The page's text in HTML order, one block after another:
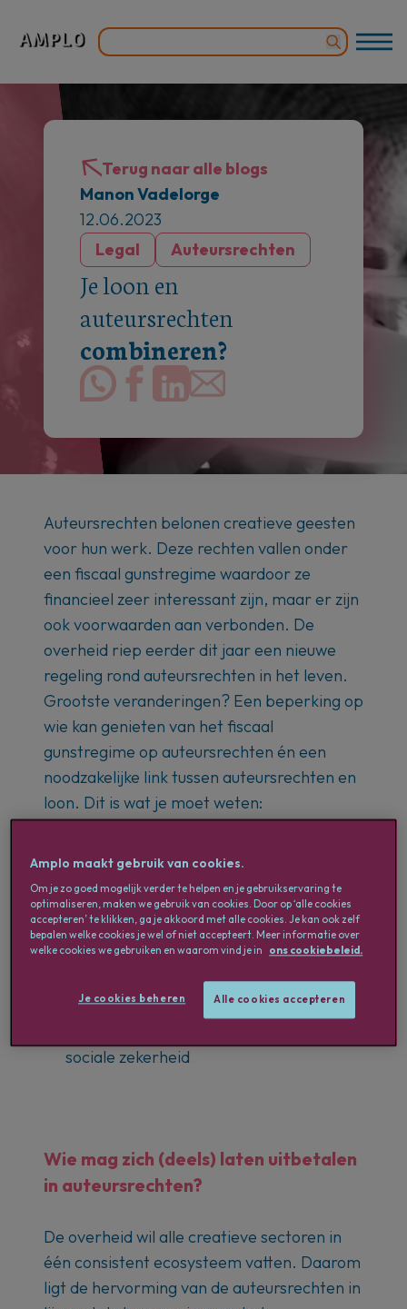
Terug naar alle blogs
Manon Vadelorge
12.06.2023
Legal
Auteursrechten
Je loon en
auteursrechten
combineren?
Auteursrechten belonen creatieve geesten
voor hun werk. Deze rechten vallen onder
een fiscaal gunstregime waardoor ze
financieel zeer interessant zijn, maar er zijn
ook voorwaarden aan verbonden. De
overheid riep eerder dit jaar een nieuwe
regeling rond auteursrechten in het leven.
Grootste veranderingen? Een beperking op
wie kan genieten van het fiscaal
gunstregime op auteursrechten én een
noodzakelijke link tussen auteursrechten en
loon. Dit is wat je moet weten:
Wie mag zich (deels) laten uitbetalen in
auteursrechten?
Wat is er nieuw in de regeling van
sociale zekerheid
Wie mag zich (deels) laten uitbetalen
in auteursrechten?
De overheid wil alle creatieve sectoren in
één consistent ecosysteem vatten. Daarom
ligt de hervorming van de auteursrechten in
Amplo maakt gebruik van cookies.
Om je zo goed mogelijk verder te helpen en je gebruikservaring te
optimaliseren, maken we gebruik van cookies. Door op ‘alle cookies
accepteren’ te klikken, ga je akkoord met alle cookies. Je kan ook zelf
bepalen welke cookies je wel of niet accepteert. Meer informatie over
welke cookies we gebruiken en waarom vind je in
ons cookiebeleid.
Je cookies beheren Alle cookies accepteren